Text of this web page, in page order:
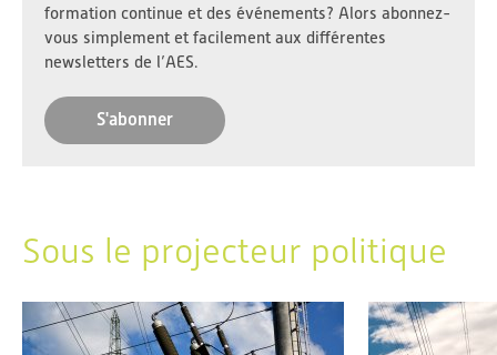
formation continue et des événements? Alors abonnez-
vous simplement et facilement aux différentes
newsletters de l’AES.
S'abonner
Sous le projecteur politique